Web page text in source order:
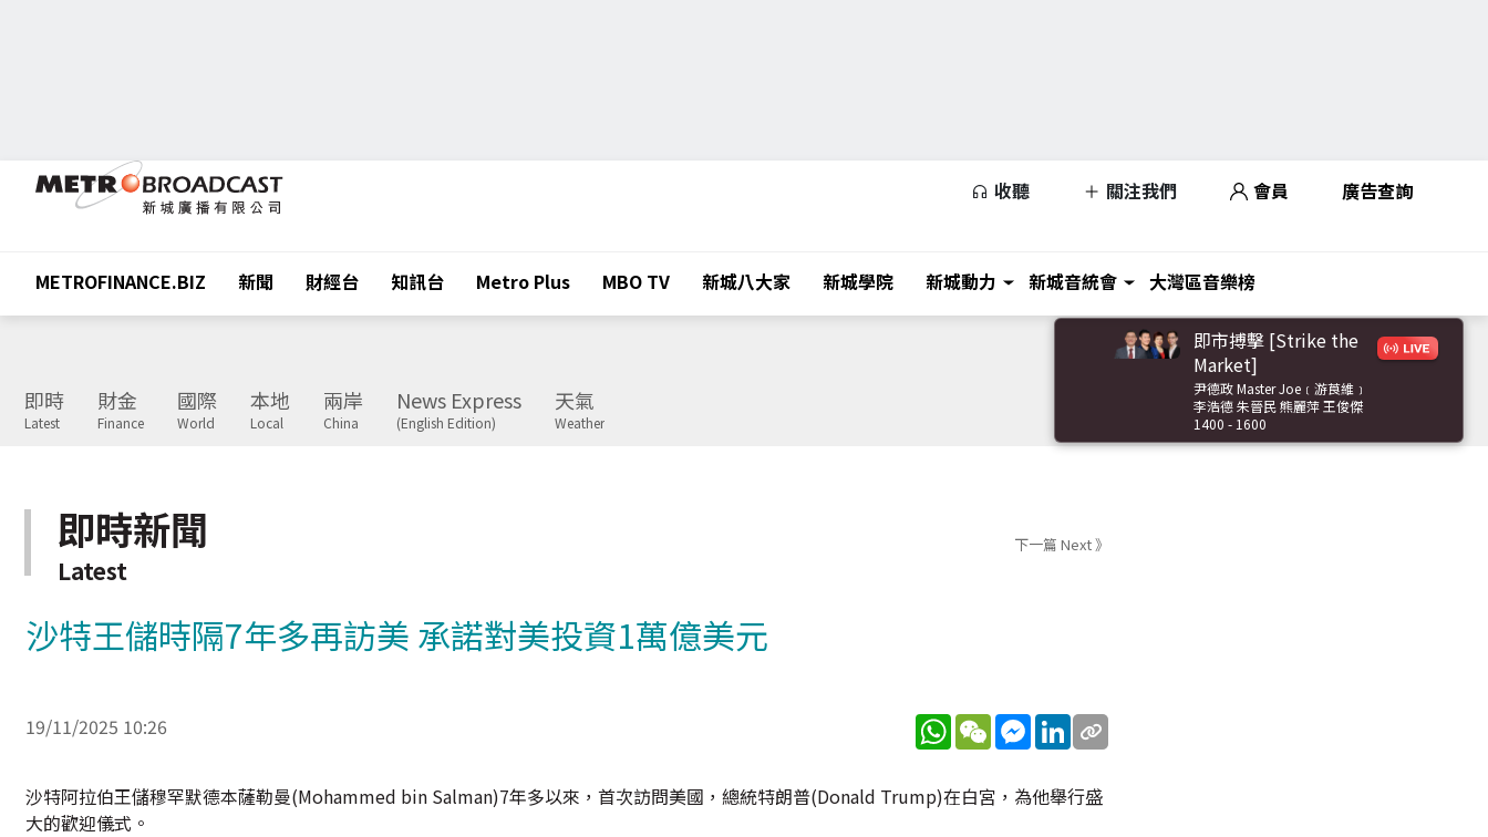
收聽 關注我們 會員 廣告查詢
METROFINANCE.BIZ 新聞 財經台 知訊台 Metro Plus MBO TV 新城八大家 新城學院 新城動力 新城音統會 大灣區音樂榜
即時
Latest
財金
Finance
國際
World
本地
Local
兩岸
China
News Express
(English Edition)
天氣
Weather
即市搏擊 [Strike the
Market]
尹德政 Master Joe﹝游莨維﹞
李浩德 朱晉民 熊麗萍 王俊傑
1400 - 1600
即時新聞
Latest
下一篇 Next 》
沙特王儲時隔7年多再訪美 承諾對美投資1萬億美元
19/11/2025 10:26 WhatsApp
WeChatMessenger
LinkedIn
沙特阿拉伯王儲穆罕默德本薩勒曼(Mohammed bin Salman)7年多以來，首次訪問美國，總統特朗普(Donald Trump)在白宮，為他舉行盛
大的歡迎儀式。